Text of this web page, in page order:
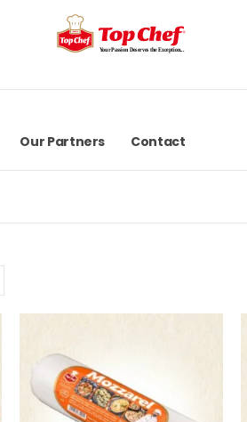
Our Partners Contact